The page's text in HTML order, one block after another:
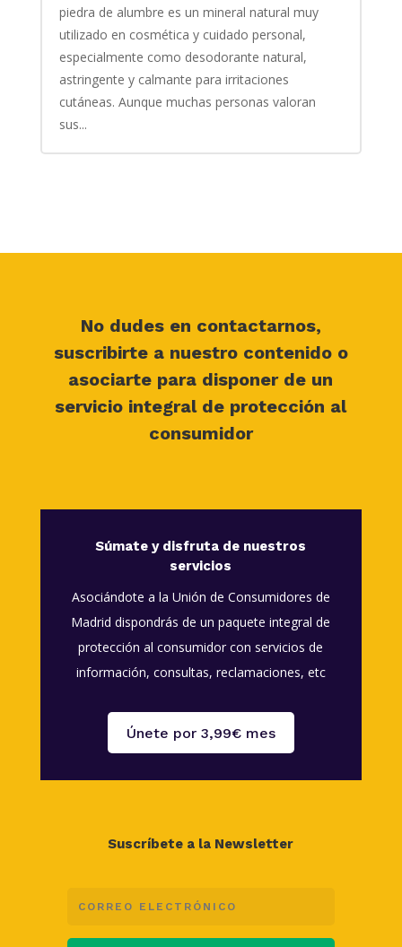
piedra de alumbre es un mineral natural muy
utilizado en cosmética y cuidado personal,
especialmente como desodorante natural,
astringente y calmante para irritaciones
cutáneas. Aunque muchas personas valoran
sus...
No dudes en contactarnos,
suscribirte a nuestro contenido o
asociarte para disponer de un
servicio integral de protección al
consumidor
Súmate y disfruta de nuestros
servicios
Asociándote a la Unión de Consumidores de
Madrid dispondrás de un paquete integral de
protección al consumidor con servicios de
información, consultas, reclamaciones, etc
Únete por 3,99€ mes
Suscríbete a la Newsletter